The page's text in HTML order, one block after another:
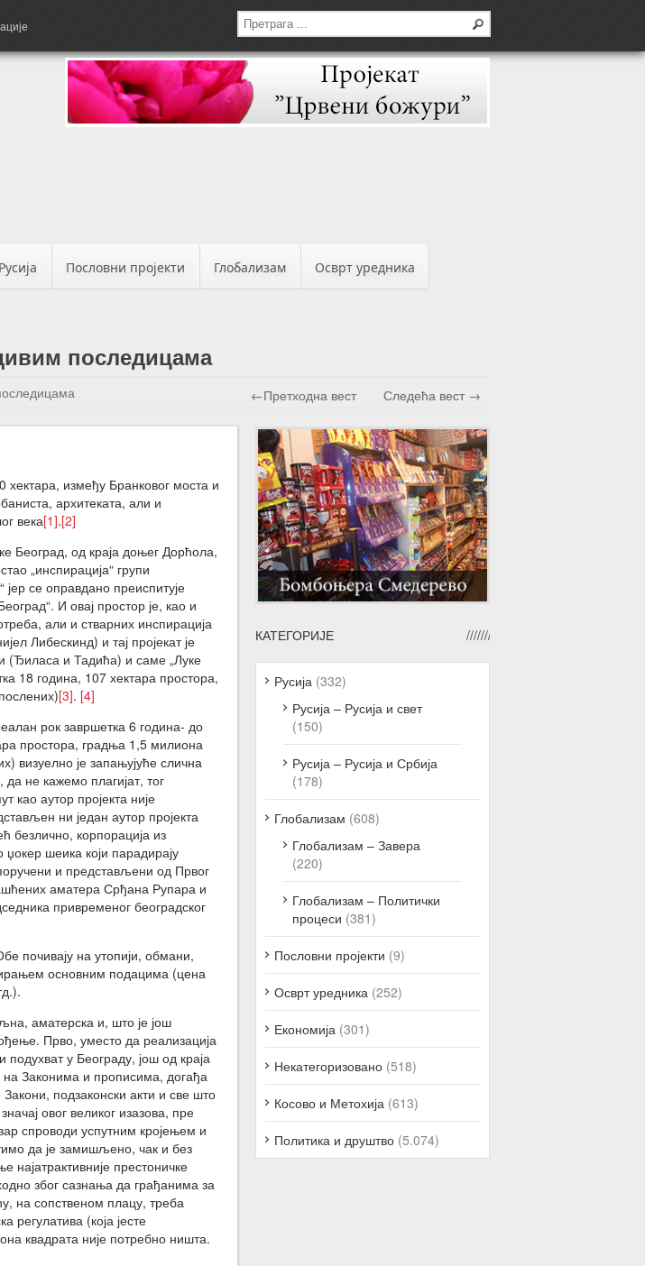
Русија Пословни пројекти Глобализам Осврт уредника
последицама
←Претходна вест Следећа вест →
између Бранковог моста и
архитеката, али и
века[1].[2]
Београд, од краја доњег Дорћола,
„инспирација“ групи
јер се оправдано преиспитује
И овај простор је, као и
али и стварних инспирација
Либескинд) и тај пројекат је
(Ђиласа и Тадића) и саме „Луке
18 година, 107 хектара простора,
[3]. [4]
рок завршетка 6 година- до
простора, градња 1,5 милиона
визуелно је запањујуће слична
не кажемо плагијат, тог
као аутор пројекта није
ни један аутор пројекта
безлично, корпорација из
џокер шеика који парадирају
и представљени од Првог
аматера Срђана Рупара и
привременог београдског
почивају на утопији, обмани,
основним подацима (цена
аматерска и, што је још
Прво, уместо да реализација
подухват у Београду, још од краја
на Законима и прописима, догађа
подзаконски акти и све што
овог великог изазова, пре
спроводи успутним кројењем и
да је замишљено, чак и без
најатрактивније престоничке
због сазнања да грађанима за
на сопственом плацу, треба
регулатива (која јесте
квадрата није потребно ништа.
КАТЕГОРИЈЕ
Русија (332)
Русија – Русија и свет
(150)
Русија – Русија и Србија
(178)
Глобализам (608)
Глобализам – Завера
(220)
Глобализам – Политички
процеси (381)
Пословни пројекти (9)
Осврт уредника (252)
Економија (301)
Некатегоризовано (518)
Косово и Метохија (613)
Политика и друштво (5.074)